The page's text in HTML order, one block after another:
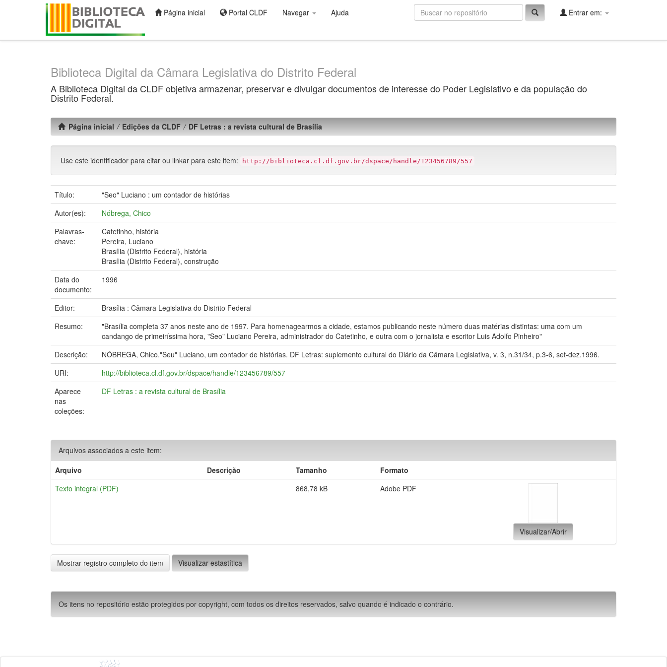
Página inicial Portal CLDF Navegar Ajuda Entrar em:
Biblioteca Digital da Câmara Legislativa do Distrito Federal
A Biblioteca Digital da CLDF objetiva armazenar, preservar e divulgar documentos de interesse do Poder Legislativo e da população do
Distrito Federal.
Página inicial Edições da CLDF DF Letras : a revista cultural de Brasília
Use este identificador para citar ou linkar para este item: http://biblioteca.cl.df.gov.br/dspace/handle/123456789/557
Título:
"Seo" Luciano : um contador de histórias
Autor(es):
Nóbrega, Chico
Palavras-
chave:
Catetinho, história
Pereira, Luciano
Brasília (Distrito Federal), história
Brasília (Distrito Federal), construção
Data do
documento:
1996
Editor:
Brasília : Câmara Legislativa do Distrito Federal
Resumo:
"Brasília completa 37 anos neste ano de 1997. Para homenagearmos a cidade, estamos publicando neste número duas matérias distintas: uma com um
candango de primeiríssima hora, "Seo" Luciano Pereira, administrador do Catetinho, e outra com o jornalista e escritor Luis Adolfo Pinheiro"
Descrição:
NÓBREGA, Chico."Seu" Luciano, um contador de histórias. DF Letras: suplemento cultural do Diário da Câmara Legislativa, v. 3, n.31/34, p.3-6, set-dez.1996.
URI:
http://biblioteca.cl.df.gov.br/dspace/handle/123456789/557
Aparece
nas
coleções:
DF Letras : a revista cultural de Brasília
Arquivos associados a este item:
Arquivo
Descrição Tamanho
Formato
Texto integral (PDF)
868,78 kB Adobe PDF
Visualizar/Abrir
Mostrar registro completo do item Visualizar estastítica
Os itens no repositório estão protegidos por copyright, com todos os direitos reservados, salvo quando é indicado o contrário.